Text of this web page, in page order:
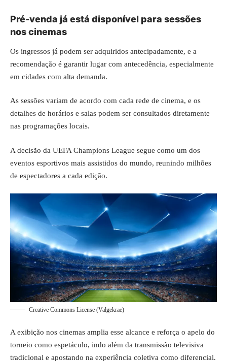
Pré-venda já está disponível para sessões
nos cinemas
Os ingressos já podem ser adquiridos antecipadamente, e a
recomendação é garantir lugar com antecedência, especialmente
em cidades com alta demanda.
As sessões variam de acordo com cada rede de cinema, e os
detalhes de horários e salas podem ser consultados diretamente
nas programações locais.
A decisão da UEFA Champions League segue como um dos
eventos esportivos mais assistidos do mundo, reunindo milhões
de espectadores a cada edição.
Creative Commons License (Valgekrae)
A exibição nos cinemas amplia esse alcance e reforça o apelo do
torneio como espetáculo, indo além da transmissão televisiva
tradicional e apostando na experiência coletiva como diferencial.